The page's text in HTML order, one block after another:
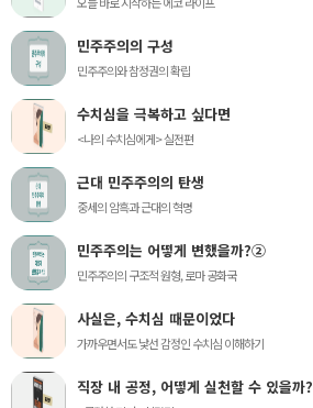
민주주의의 구성
민주주의와 참정권의 확립
수치심을 극복하고 싶다면
<나의 수치심에게> 실전편
근대 민주주의의 탄생
중세의 암흑과 근대의 혁명
민주주의는 어떻게 변했을까?②
민주주의의 구조적 원형, 로마 공화국
사실은, 수치심 때문이었다
가까우면서도 낯선 감정인 수치심 이해하기
직장 내 공정, 어떻게 실천할 수 있을까?